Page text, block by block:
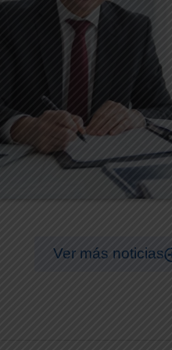
Ver más noticias